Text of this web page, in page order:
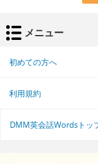
メニュー
初めての方へ
利用規約
DMM英会話Wordsトッ